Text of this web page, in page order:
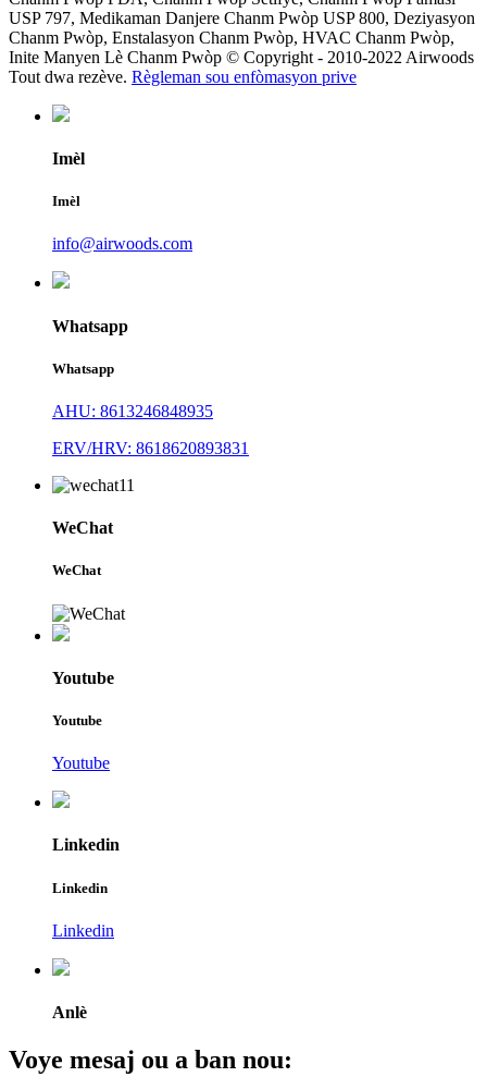
USP 797, Medikaman Danjere Chanm Pwòp USP 800, Deziyasyon
Chanm Pwòp, Enstalasyon Chanm Pwòp, HVAC Chanm Pwòp,
Inite Manyen Lè Chanm Pwòp © Copyright - 2010-2022 Airwoods
Tout dwa rezève. Règleman sou enfòmasyon prive
Imèl
Imèl
info@airwoods.com
Whatsapp
Whatsapp
AHU: 8613246848935
ERV/HRV: 8618620893831
WeChat
WeChat
Youtube
Youtube
Youtube
Linkedin
Linkedin
Linkedin
Anlè
Voye mesaj ou a ban nou: